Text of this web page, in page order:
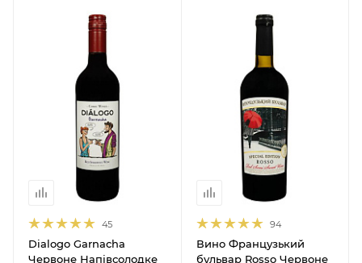
45
Dialogo Garnacha
Червоне Напівсолодке
94
Вино Французький
бульвар Rosso Червоне